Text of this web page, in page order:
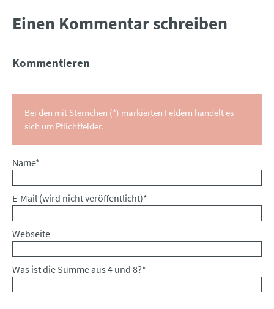
Einen Kommentar schreiben
Kommentieren
Bei den mit Sternchen (*) markierten Feldern handelt es
sich um Pflichtfelder.
Pflichtfeld
Name*
Pflichtfeld
E-Mail (wird nicht veröffentlicht)*
Webseite
Was ist die Summe aus 4 und 8?*